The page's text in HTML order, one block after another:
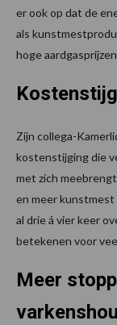
er ook op dat de
als
hoge
Zijn collega-
kostenstijging die
met zich
en meer kunstmest
al drie á vier keer
betekenen voor
Meer